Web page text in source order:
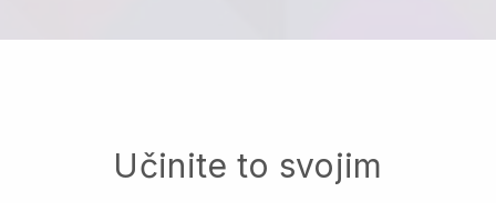
Učinite to svojim